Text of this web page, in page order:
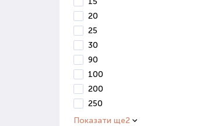
20
25
30
90
100
200
250
Показати ще2